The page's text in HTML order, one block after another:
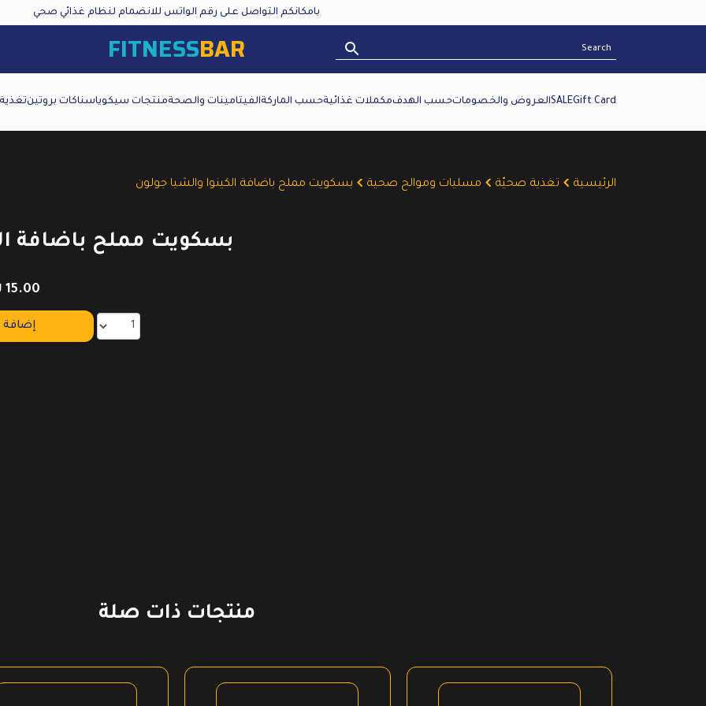
بامكانكم التواصل على رقم الواتس للانضمام لنظام غذائي صحي
FITNESSBAR
Gift Card
SALEالعروض والخصوماتحسب الهدفمكملات غذائيةحسب الماركةالفيتامينات والصحةمنتجات سيكوياسناكات بروتين
الرئيسية تغذية صحيّة مسليات وموالح صحية بسكويت مملح باضافة الكينوا والشيا جولون
بسكويت مملح باضافة
15.00
إضافة
منتجات ذات صلة